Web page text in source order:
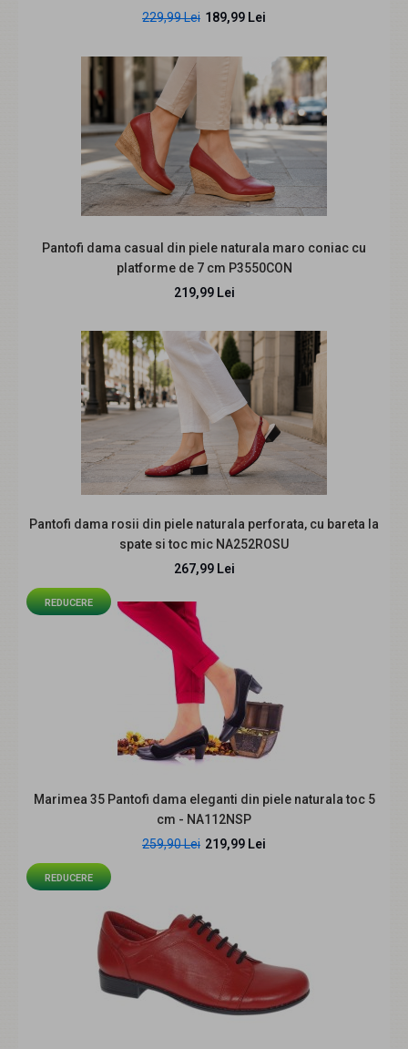
gros CLP05BEJ
239,99 Lei
Descriere produs Pantofii damă CLP05BEJ sunt alegerea
perfectă când vrei o pereche luminoasă..
Pantofi dama negri din piele naturala perforati cu toc mic
gros CLP03N
239,99 Lei
Descriere produs Eleganți, practici și foarte ușor de
229,99 Lei 189,99 Lei
Pantofi dama casual din piele naturala maro coniac cu
platforme de 7 cm P3550CON
219,99 Lei
Pantofi dama rosii din piele naturala perforata, cu bareta la
spate si toc mic NA252ROSU
267,99 Lei
REDUCERE
Marimea 35 Pantofi dama eleganti din piele naturala toc 5
cm - NA112NSP
259,90 Lei 219,99 Lei
REDUCERE